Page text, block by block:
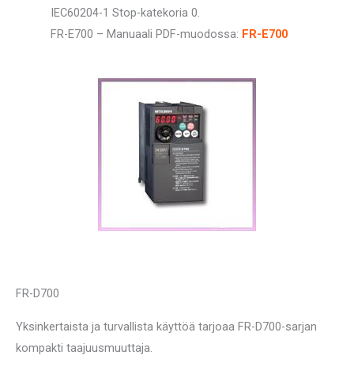
IEC60204-1 Stop-katekoria 0.
FR-E700 – Manuaali PDF-muodossa: FR-E700
FR-D700
Yksinkertaista ja turvallista käyttöä tarjoaa FR-D700-sarjan
kompakti taajuusmuuttaja.